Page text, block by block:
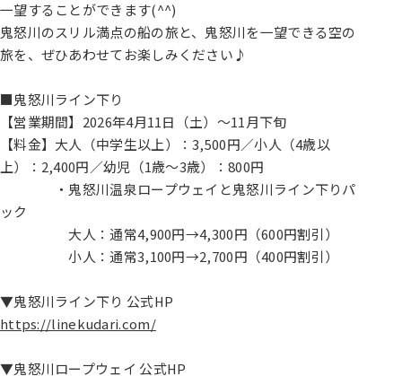
一望することができます(^^)
鬼怒川のスリル満点の船の旅と、鬼怒川を一望できる空の
旅を、ぜひあわせてお楽しみください♪
■鬼怒川ライン下り
【営業期間】2026年4月11日（土）～11月下旬
【料金】大人（中学生以上）：3,500円／小人（4歳以
上）：2,400円／幼児（1歳～3歳）：800円
・鬼怒川温泉ロープウェイと鬼怒川ライン下りパ
ック
大人：通常4,900円→4,300円（600円割引）
小人：通常3,100円→2,700円（400円割引）
▼鬼怒川ライン下り 公式HP
https://linekudari.com/
▼鬼怒川ロープウェイ 公式HP